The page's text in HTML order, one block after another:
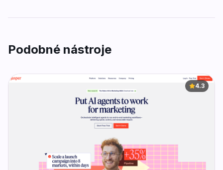
Podobné nástroje
4.3